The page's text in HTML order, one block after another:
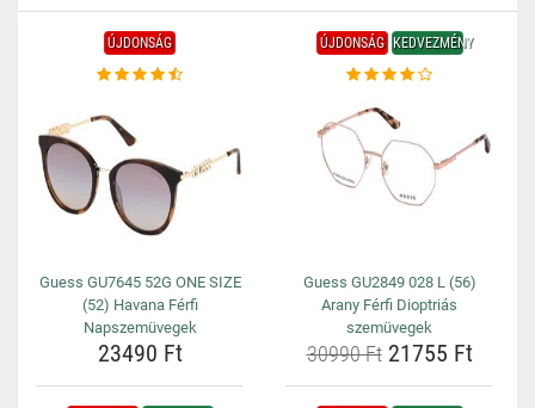
ÚJDONSÁG
Guess GU7645 52G ONE SIZE
(52) Havana Férfi
Napszemüvegek
23490 Ft
ÚJDONSÁG KEDVEZMÉNY
Guess GU2849 028 L (56)
Arany Férfi Dioptriás
szemüvegek
30990 Ft21755 Ft